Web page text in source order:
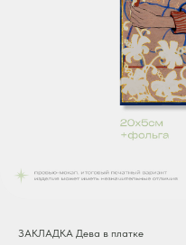
ЗАКЛАДКА Дева в платке